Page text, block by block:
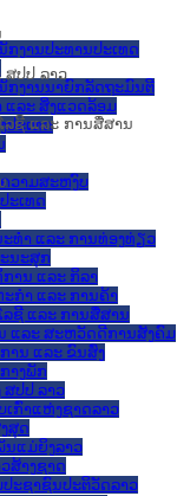
ກງານປະທານປະເທດ
ກງານນາຍົກລັດຖະມົນຕີ
ແລະ ສິ່ງແວດລ້ອມ
ປະເທດ
ວາມສະຫງົບ
ະເທດ
ທຳ ແລະ ການທ່ອງທ່ຽວ
ນະສຸກ
ານ ແລະ ກິລາ
ກຳ ແລະ ການຄ້າ
ລຊີ ແລະ ການສື່ສານ
ແລະ ສະຫວັດດີການສັງຄົມ
ານ ແລະ ຂົນສົ່ງ
າງພັກ
ປປ ລາວ
ກົ່າແຫ່ງຊາດລາວ
ສຸດ
ແມ່ຍິງລາວ
ສ້າງຊາດ
ະຊາຊົນປະຕິວັດລາວ
ສປປ ລາວ
ລຊີ ແລະ ການສື່ສານ